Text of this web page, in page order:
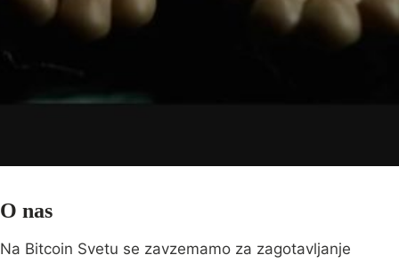
O nas
Na Bitcoin Svetu se zavzemamo za zagotavljanje